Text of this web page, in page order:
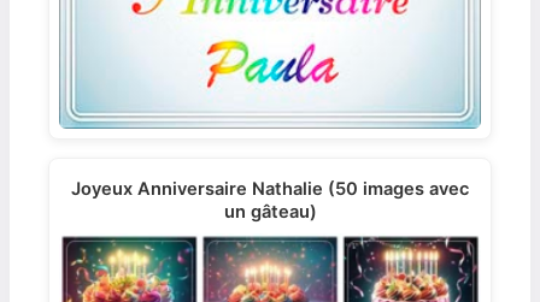
Joyeux Anniversaire Nathalie (50 images avec
un gâteau)